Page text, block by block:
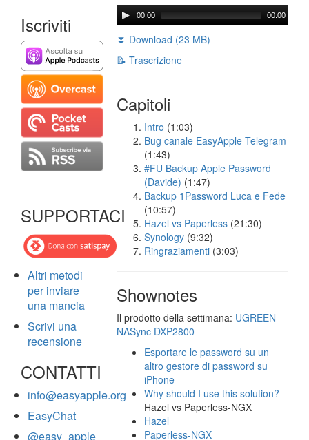
Iscriviti
SUPPORTACI
Altri metodi
per inviare
una mancia
Scrivi una
recensione
CONTATTI
info@easyapple.org
EasyChat
@easy_apple
00:00 00:00
⏬ Download (23 MB)
📝 Trascrizione
Capitoli
Intro (1:03)
Bug canale EasyApple Telegram
(1:43)
#FU Backup Apple Password
(Davide) (1:47)
Backup 1Password Luca e Fede
(10:57)
Hazel vs Paperless (21:30)
Synology (9:32)
Ringraziamenti (3:03)
Shownotes
Il prodotto della settimana: UGREEN
NASync DXP2800
Esportare le password su un
altro gestore di password su
iPhone
Why should I use this solution? -
Hazel vs Paperless-NGX
Hazel
Paperless-NGX